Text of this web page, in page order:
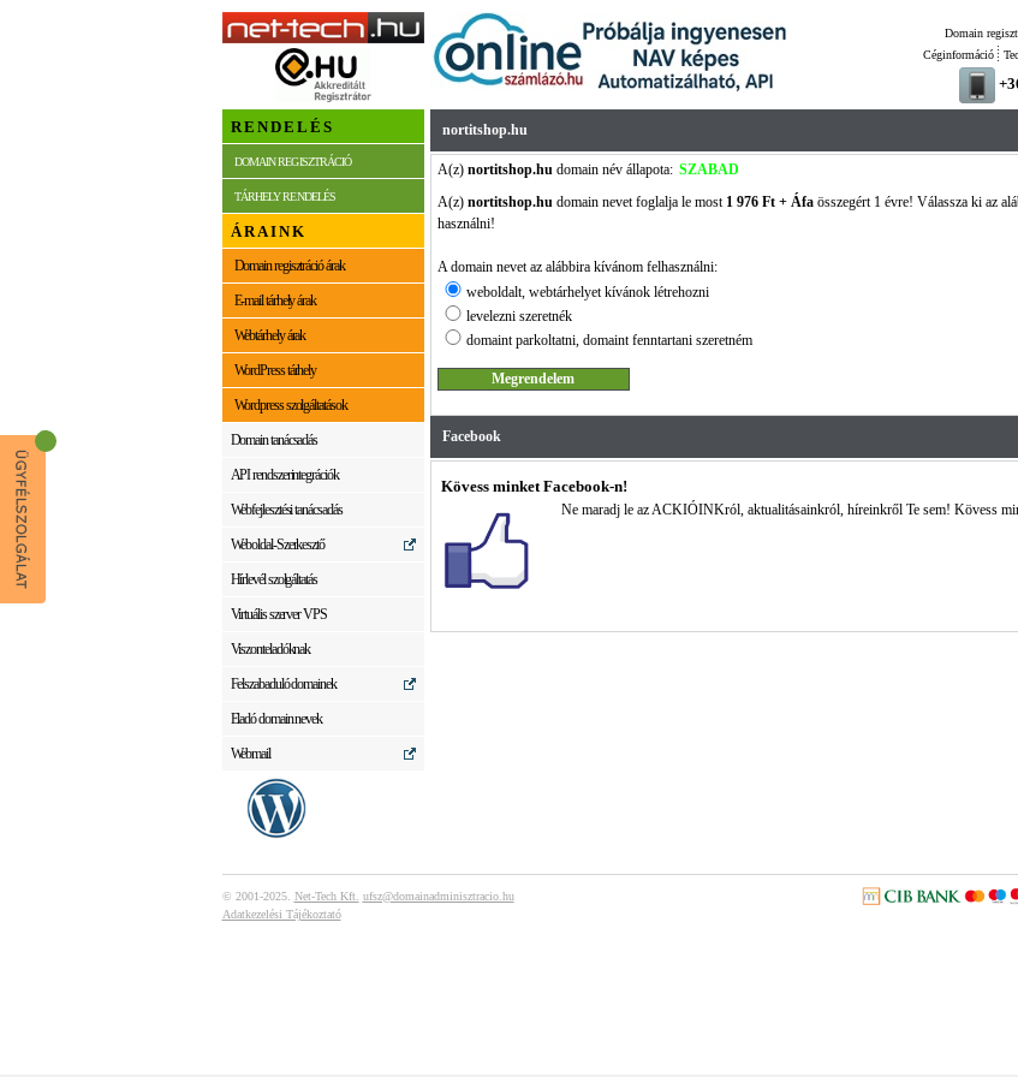
Domain
Céginformáció
RENDELÉS
DOMAIN REGISZTRÁCIÓ
TÁRHELY RENDELÉS
ÁRAINK
Domain regisztráció árak
E-mail tárhely árak
Webtárhely árak
WordPress tárhely
Wordpress szolgáltatások
Domain tanácsadás
API rendszerintegrációk
Webfejlesztési tanácsadás
Weboldal-Szerkesztő
Hírlevél szolgáltatás
Virtuális szerver VPS
Viszonteladóknak
Felszabaduló domainek
Eladó domain nevek
Webmail
nortitshop.hu
A(z) nortitshop.hudomain név állapota: SZABAD
A(z) nortitshop.hudomain nevet foglalja le most 1 976 Ft + Áfaösszegért 1 évre! Válassza ki az
használni!
A domain nevet az alábbira kívánom felhasználni:
weboldalt, webtárhelyet kívánok létrehozni
levelezni szeretnék
domaint parkoltatni, domaint fenntartani szeretném
Facebook
Kövess minket Facebook-n!
Ne maradj le az ACKIÓINKról, aktualitásainkról, híreinkről Te sem! Kövess
© 2001-2025. Net-Tech Kft. ufsz@domainadminisztracio.hu
Adatkezelési Tájékoztató